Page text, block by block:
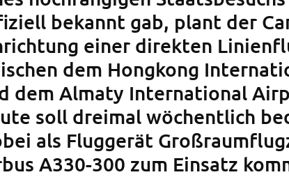
bekannt gab, plant der
einer direkten
dem Hongkong
dem Almaty International
soll dreimal wöchentlich
als Fluggerät
A330-300 zum Einsatz